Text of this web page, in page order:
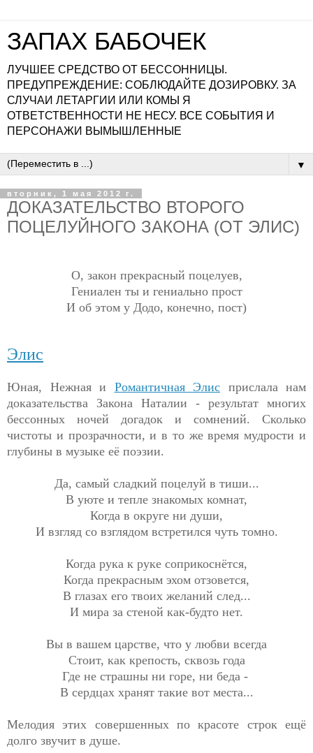
ЗАПАХ БАБОЧЕК
ЛУЧШЕЕ СРЕДСТВО ОТ БЕССОННИЦЫ.
ПРЕДУПРЕЖДЕНИЕ: СОБЛЮДАЙТЕ ДОЗИРОВКУ. ЗА
СЛУЧАИ ЛЕТАРГИИ ИЛИ КОМЫ Я
ОТВЕТСТВЕННОСТИ НЕ НЕСУ. ВСЕ СОБЫТИЯ И
ПЕРСОНАЖИ ВЫМЫШЛЕННЫЕ
▼
вторник, 1 мая 2012 г.
ДОКАЗАТЕЛЬСТВО ВТОРОГО
ПОЦЕЛУЙНОГО ЗАКОНА (ОТ ЭЛИС)
О, закон прекрасный поцелуев,
Гениален ты и гениально прост
И об этом у Додо, конечно, пост)
Элис
Юная, Нежная и Романтичная Элис прислала нам
доказательства Закона Наталии - результат многих
бессонных ночей догадок и сомнений. Сколько
чистоты и прозрачности, и в то же время мудрости и
глубины в музыке её поэзии.
Да, самый сладкий поцелуй в тиши...
В уюте и тепле знакомых комнат,
Когда в округе ни души,
И взгляд со взглядом встретился чуть томно.
Когда рука к руке соприкоснётся,
Когда прекрасным эхом отзовется,
В глазах его твоих желаний след...
И мира за стеной как-будто нет.
Вы в вашем царстве, что у любви всегда
Стоит, как крепость, сквозь года
Где не страшны ни горе, ни беда -
В сердцах хранят такие вот места...
Мелодия этих совершенных по красоте строк ещё
долго звучит в душе.